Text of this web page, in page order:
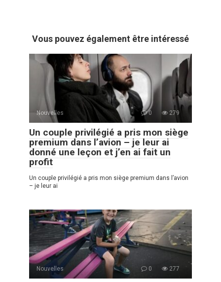
Vous pouvez également être intéressé
Nouvelles 0 279
Un couple privilégié a pris mon siège
premium dans l’avion – je leur ai
donné une leçon et j’en ai fait un
profit
Un couple privilégié a pris mon siège premium dans l’avion
– je leur ai
Nouvelles 0 277